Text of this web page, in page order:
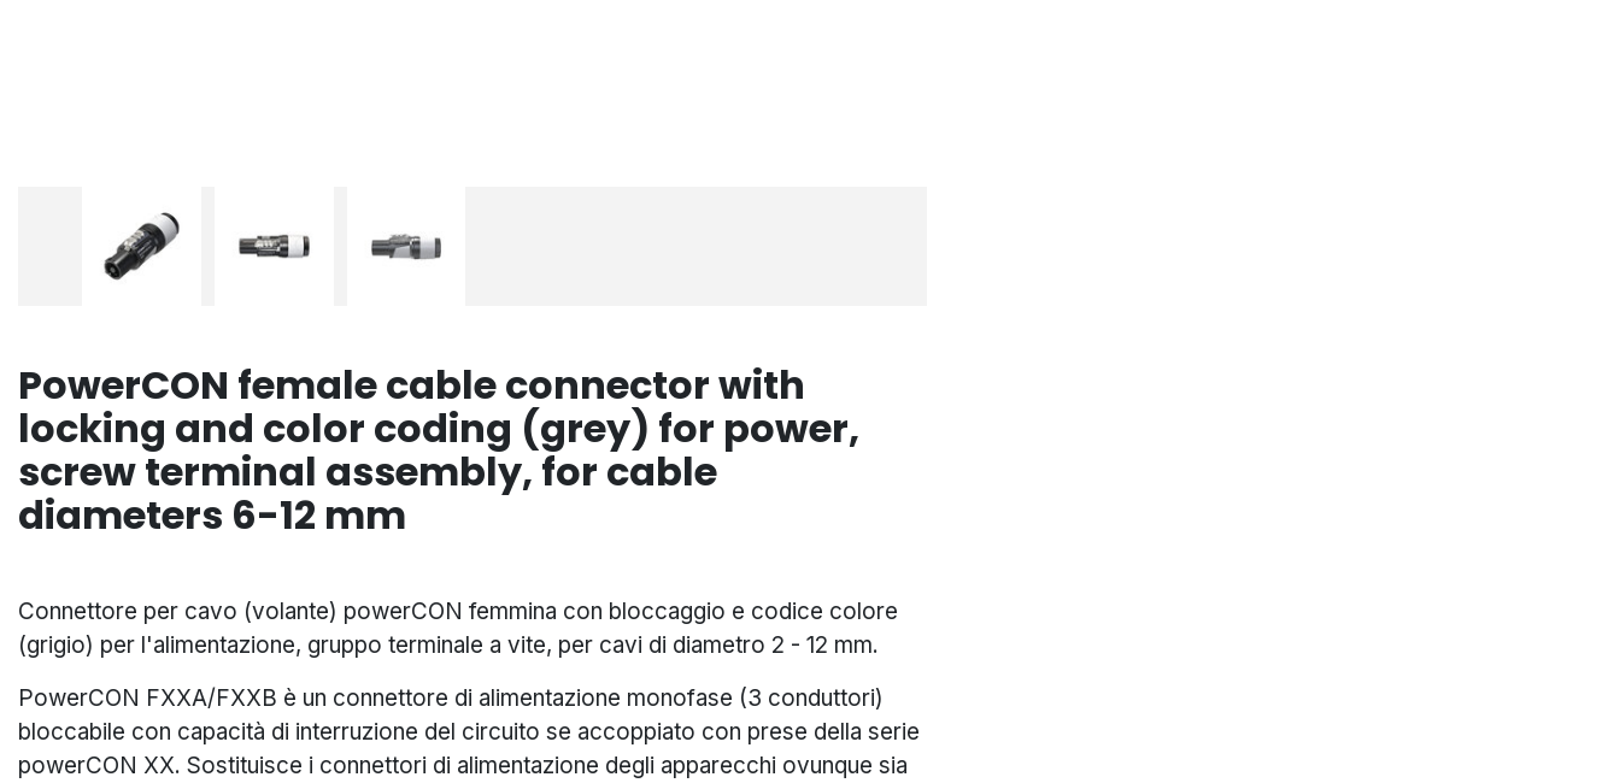
PowerCON female cable connector with
locking and color coding (grey) for power,
screw terminal assembly, for cable
diameters 6-12 mm
Connettore per cavo (volante) powerCON femmina con bloccaggio e codice colore
(grigio) per l'alimentazione, gruppo terminale a vite, per cavi di diametro 2 - 12 mm.
PowerCON FXXA/FXXB è un connettore di alimentazione monofase (3 conduttori)
bloccabile con capacità di interruzione del circuito se accoppiato con prese della serie
powerCON XX. Sostituisce i connettori di alimentazione degli apparecchi ovunque sia